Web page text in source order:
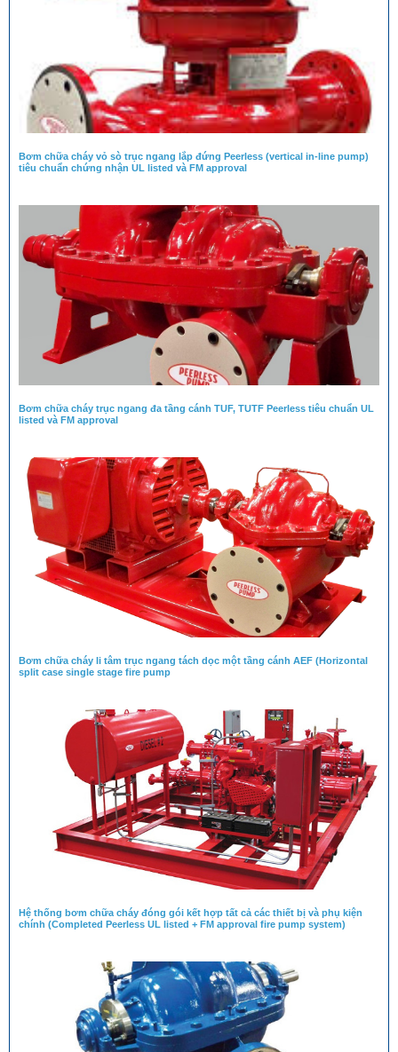
Bơm chữa cháy vỏ sò trục ngang lắp đứng Peerless (vertical in-line pump)
tiêu chuẩn chứng nhận UL listed và FM approval
Bơm chữa cháy trục ngang đa tầng cánh TUF, TUTF Peerless tiêu chuẩn UL
listed và FM approval
Bơm chữa cháy li tâm trục ngang tách dọc một tầng cánh AEF (Horizontal
split case single stage fire pump
Hệ thống bơm chữa cháy đóng gói kết hợp tất cả các thiết bị và phụ kiện
chính (Completed Peerless UL listed + FM approval fire pump system)